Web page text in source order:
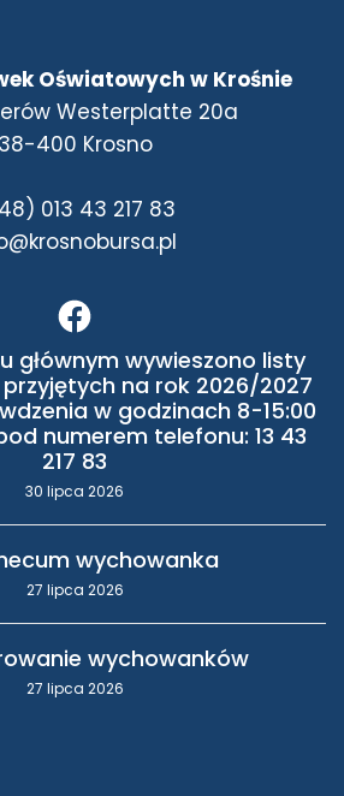
Oświatowych w Krośnie
Westerplatte 20a
38-400 Krosno
013 43 217 83
głównym wywieszono listy
na rok 2026/2027
w godzinach 8-15:00
numerem telefonu: 13 43
217 83
30 lipca 2026
wychowanka
27 lipca 2026
wychowanków
27 lipca 2026